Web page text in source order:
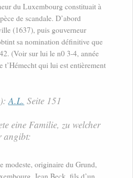
du Luxembourg constituait à
de scandale. D’abord
(1637), puis gouverneur
sa nomination définitive que
(Voir sur lui le n0 3-4, année
t’Hémecht qui lui est entièrement
A.L. Seite 151
eine Familie, zu welcher
angibt:
modeste, originaire du Grund,